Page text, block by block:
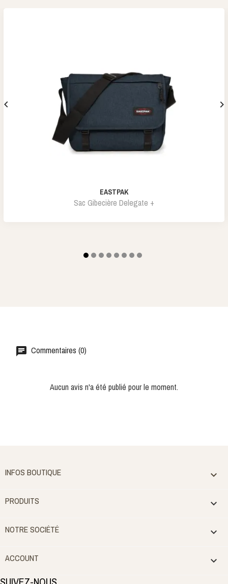
EASTPAK
Sac Gibecière Delegate +
 
Commentaires (0)
Aucun avis n'a été publié pour le moment.
INFOS BOUTIQUE 
PRODUITS 
NOTRE SOCIÉTÉ 
ACCOUNT 